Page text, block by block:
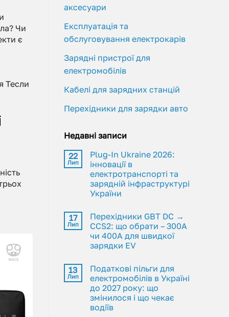
Чи
є
Тесли
аксесуари
Експлуатація та
обслуговування електрокарів
Зарядні пристрої для
електромобілів
Кабелі для зарядних станцій
Перехідники для зарядки авто
Недавні записи
22
Лип
Plug-In Ukraine 2026:
інновації в
електротранспорті та
зарядній інфраструктурі
України
17
Лип
Перехідники GBT DC →
CCS2: що обрати – 300A
чи 400A для швидкої
зарядки EV
13
Лип
Податкові пільги для
електромобілів в Україні
до 2027 року: що
змінилося і що чекає
водіїв